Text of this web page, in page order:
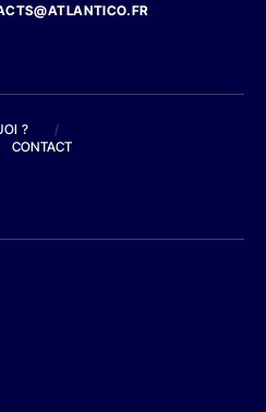
?
/
CONTACT